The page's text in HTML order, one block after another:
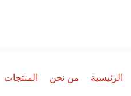
الرئيسية من نحن المنتجات